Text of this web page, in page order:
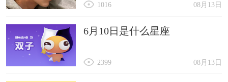
08月13日
1016
6月10日是什么星座
08月13日
2399